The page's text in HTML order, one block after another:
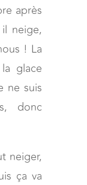
après
neige,
! La
glace
ne suis
donc
neiger,
ça va